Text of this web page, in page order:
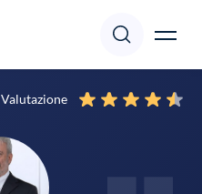
Valutazione